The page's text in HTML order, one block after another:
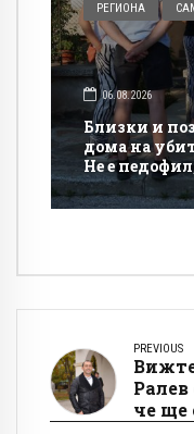
РЕГИОНА
06.08.2026
Близки и
дома на
Не е
PREVIOUS
че ще